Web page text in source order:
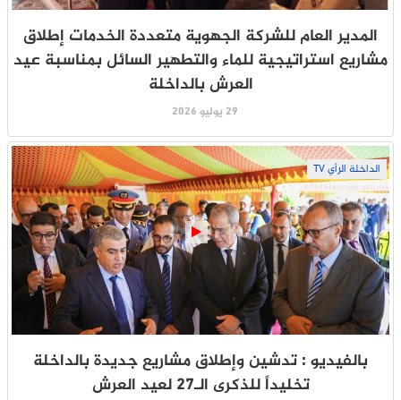
المدير العام للشركة الجهوية متعددة الخدمات إطلاق
مشاريع استراتيجية للماء والتطهير السائل بمناسبة عيد
العرش بالداخلة
29 يوليو 2026
الداخلة الرأي TV
بالفيديو : تدشين وإطلاق مشاريع جديدة بالداخلة
تخليداً للذكرى الـ27 لعيد العرش